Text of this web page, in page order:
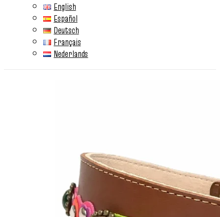
English
Español
Deutsch
Français
Nederlands